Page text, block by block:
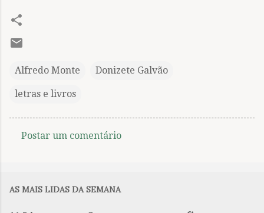
Alfredo Monte Donizete Galvão
letras e livros
Postar um comentário
AS MAIS LIDAS DA SEMANA